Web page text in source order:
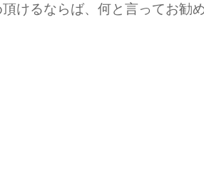
けるならば、何と言ってお勧